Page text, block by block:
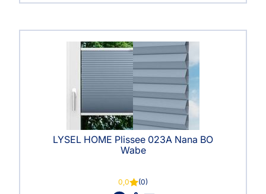
LYSEL HOME Plissee 023A Nana BO
Wabe
0,0 (0)